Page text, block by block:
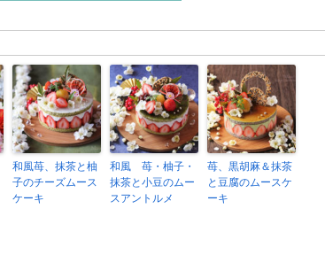
和風苺、抹茶と柚
子のチーズムース
ケーキ
和風 苺・柚子・
抹茶と小豆のムー
スアントルメ
苺、黒胡麻＆抹茶
と豆腐のムースケ
ーキ